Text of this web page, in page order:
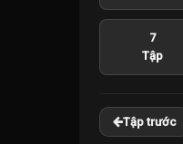
7
Tập
Tập trước